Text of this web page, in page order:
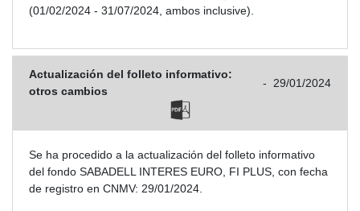
(01/02/2024 - 31/07/2024, ambos inclusive).
Actualización del folleto informativo:
otros cambios
- 29/01/2024
Se ha procedido a la actualización del folleto informativo
del fondo SABADELL INTERES EURO, FI PLUS, con fecha
de registro en CNMV: 29/01/2024.